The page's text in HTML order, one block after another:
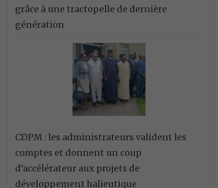
grâce à une tractopelle de dernière
génération
CDPM : les administrateurs valident les
comptes et donnent un coup
d’accélérateur aux projets de
développement halieutique